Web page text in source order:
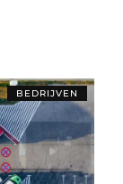
BEDRIJVEN